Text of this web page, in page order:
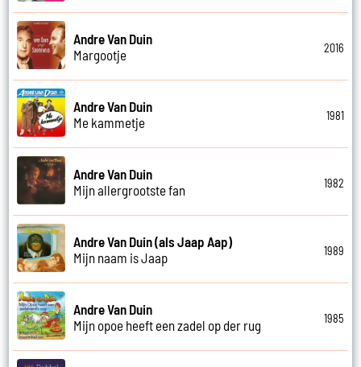
Andre Van Duin
Margootje
2016
Andre Van Duin
Me kammetje
1981
Andre Van Duin
Mijn allergrootste fan
1982
Andre Van Duin (als Jaap Aap)
Mijn naam is Jaap
1989
Andre Van Duin
Mijn opoe heeft een zadel op der rug
1985